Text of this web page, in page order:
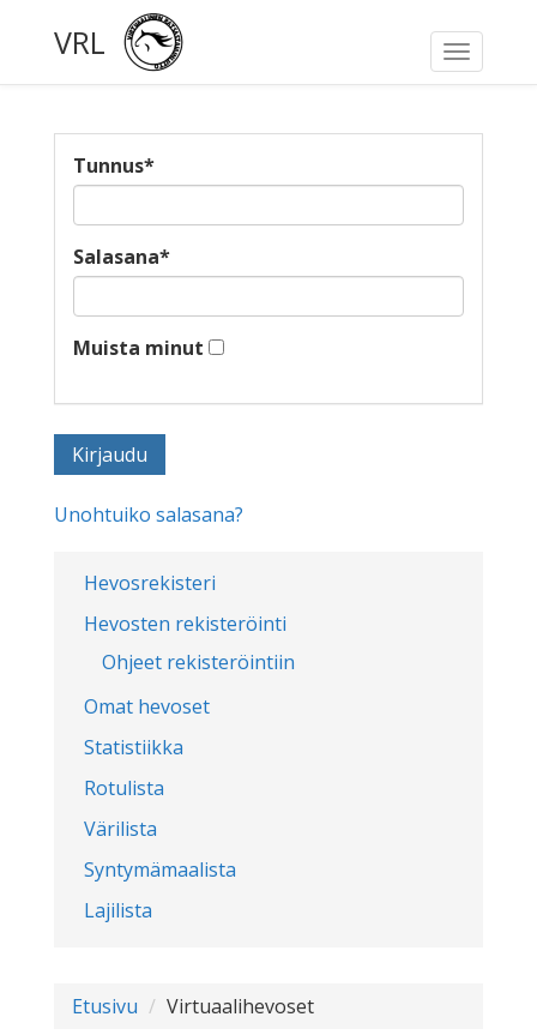
Toggle
VRL
Hevosrekisteri
Hevosten rekisteröinti
Ohjeet rekisteröintiin
Omat hevoset
Statistiikka
Rotulista
Värilista
Syntymämaalista
Lajilista
Tunnus*
Salasana*
Muista minut
Unohtuiko salasana?
Etusivu Virtuaalihevoset